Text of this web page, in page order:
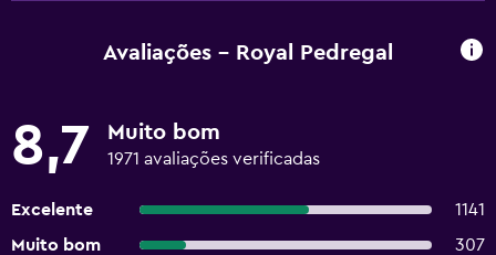
Avaliações - Royal Pedregal
8,7 Muito bom
1971 avaliações verificadas
Excelente
1141
Muito bom
307